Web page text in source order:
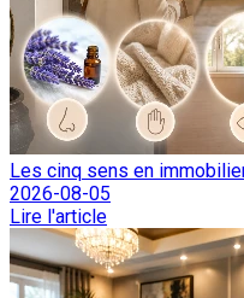
Les cinq sens en immobilier
2026-08-05
Lire l'article